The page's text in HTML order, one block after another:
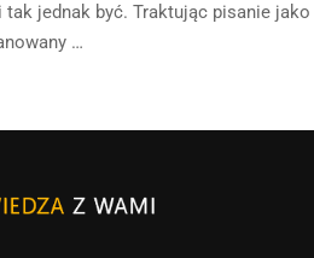
tak jednak być. Traktując pisanie jako
…